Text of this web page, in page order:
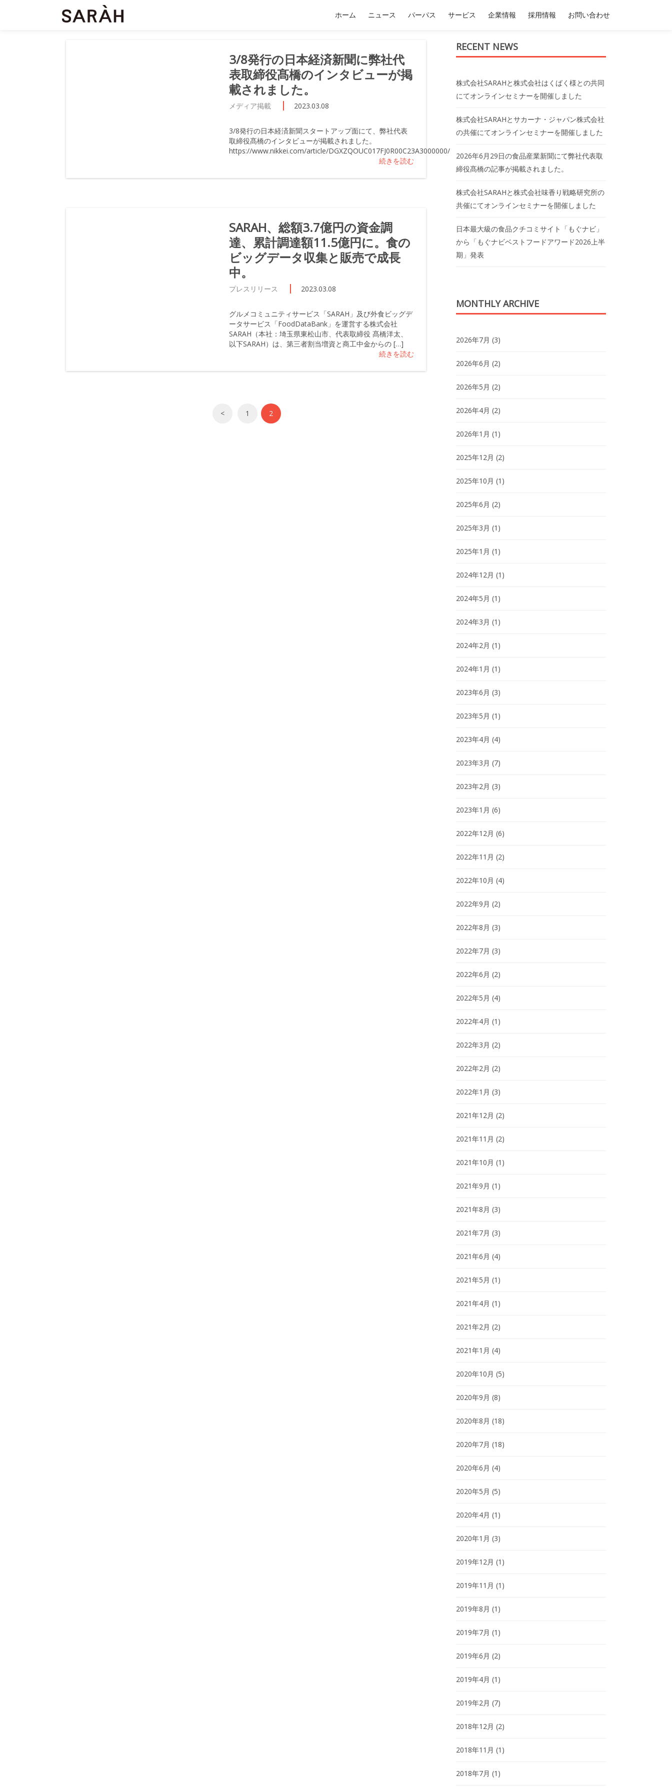
ホーム ニュース パーパス サービス 企業情報 採用情報 お問い合わせ
3/8発行の日本経済新聞に弊社代
表取締役髙橋のインタビューが掲
載されました。
メディア掲載 2023.03.08
3/8発行の日本経済新聞スタートアップ面にて、弊社代表
取締役髙橋のインタビューが掲載されました。
https://www.nikkei.com/article/DGXZQOUC017FJ0R00C23A3000000/
続きを読む
SARAH、総額3.7億円の資金調
達、累計調達額11.5億円に。食の
ビッグデータ収集と販売で成長
中。
プレスリリース 2023.03.08
グルメコミュニティサービス「SARAH」及び外食ビッグデ
ータサービス「FoodDataBank」を運営する株式会社
SARAH（本社：埼玉県東松山市、代表取締役 髙橋洋太、
以下SARAH）は、第三者割当増資と商工中金からの […]
続きを読む
< 1 2
RECENT NEWS
株式会社SARAHと株式会社はくばく様との共同
にてオンラインセミナーを開催しました
株式会社SARAHとサカーナ・ジャパン株式会社
の共催にてオンラインセミナーを開催しました
2026年6月29日の食品産業新聞にて弊社代表取
締役髙橋の記事が掲載されました。
株式会社SARAHと株式会社味香り戦略研究所の
共催にてオンラインセミナーを開催しました
日本最大級の食品クチコミサイト「もぐナビ」
から「もぐナビベストフードアワード2026上半
期」発表
MONTHLY ARCHIVE
2026年7月 (3)
2026年6月 (2)
2026年5月 (2)
2026年4月 (2)
2026年1月 (1)
2025年12月 (2)
2025年10月 (1)
2025年6月 (2)
2025年3月 (1)
2025年1月 (1)
2024年12月 (1)
2024年5月 (1)
2024年3月 (1)
2024年2月 (1)
2024年1月 (1)
2023年6月 (3)
2023年5月 (1)
2023年4月 (4)
2023年3月 (7)
2023年2月 (3)
2023年1月 (6)
2022年12月 (6)
2022年11月 (2)
2022年10月 (4)
2022年9月 (2)
2022年8月 (3)
2022年7月 (3)
2022年6月 (2)
2022年5月 (4)
2022年4月 (1)
2022年3月 (2)
2022年2月 (2)
2022年1月 (3)
2021年12月 (2)
2021年11月 (2)
2021年10月 (1)
2021年9月 (1)
2021年8月 (3)
2021年7月 (3)
2021年6月 (4)
2021年5月 (1)
2021年4月 (1)
2021年2月 (2)
2021年1月 (4)
2020年10月 (5)
2020年9月 (8)
2020年8月 (18)
2020年7月 (18)
2020年6月 (4)
2020年5月 (5)
2020年4月 (1)
2020年1月 (3)
2019年12月 (1)
2019年11月 (1)
2019年8月 (1)
2019年7月 (1)
2019年6月 (2)
2019年4月 (1)
2019年2月 (7)
2018年12月 (2)
2018年11月 (1)
2018年7月 (1)